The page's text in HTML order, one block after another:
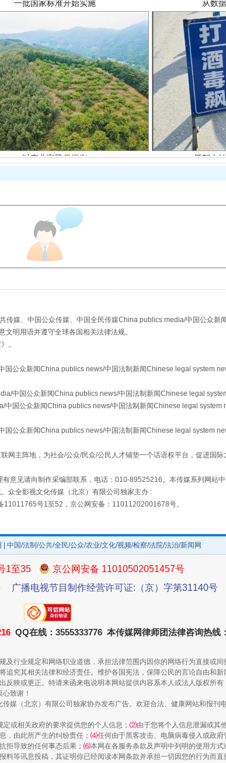
以产业富民促振兴 酒驾未
从幼儿园到大学，有这些资助
事关残疾人未来5年 让传
规模最大的光氢储一体化项目 走走走
镜头丨大暑三秋近 山西：不断
传媒、中国公众传媒、中国全民传媒China publics media/中国公众新
明用语并遵守全球各国相关法律法规。
》。
公众新闻China publics news/中国法制新闻Chinese legal system
中国公众新闻China publics news/中国法制新闻Chinese legal
国公众新闻China publics news/中国法制新闻Chinese legal system
公众新闻China publics news/中国法制新闻Chinese legal system
网主阵地，为社会/公众/民众/公民人才铺垫一个话语权平台，促进国
意见请向制作采编部联系，电话：010-89525216。本传媒系列网站
众全影视文化传媒（北京）有限公司独家主办 :
号1至52，京公网安备：11011202001678号。
| 中国/法制/公共/全民/公众/农业/文化/视频/检察/法院/法治/新闻网
1至35
京公网安备 11010502051457号
广播电视节目制作经营许可证:（京）字第31140号
QQ在线：3555333776 本传媒网律师团法律咨询热线：
行业规定和网络职业道德，承担法律范围内因你的网络行为直接或
追究其相关法律和经济责任。维护各国宪法，保障公民的言论自由和
映或更正。特请来函来电说明本网站提供内容系本人或法人版权所
致谢！
媒（北京）有限公司独家协办发布广告。欢迎合法、健康网站和报刊
定或相关政府的要求提供您的个人信息； ⑵由于您将个人信息泄漏或其
，由此所产生的纠纷责任； ⑷任何由于黑客攻击、电脑病毒侵入或政
拒导致的任何事态后果； ⑹本网在各服务条款及声明中列明的使用方式
等讯息投稿，其证明你已经阅读本网条款并承担一切因您的行为而